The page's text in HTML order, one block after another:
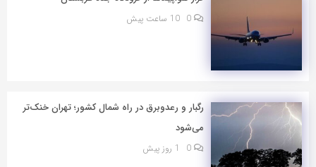
0 10 ساعت پیش
رگبار و رعدوبرق در راه شمال کشور؛ تهران خنک‌تر
می‌شود
0 1 روز پیش